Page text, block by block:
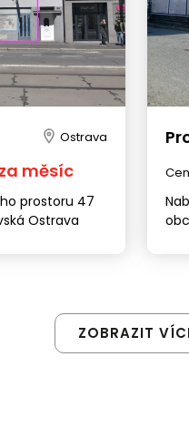
Ostrava
měsíc
prostoru 47
Ostrava
ZOBRAZIT